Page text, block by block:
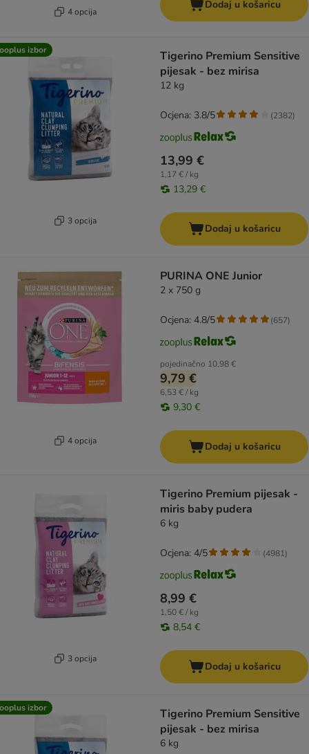
4 opcija
Dodaj u košaricu
izbor
3 opcija
Tigerino Premium Sensitive
pijesak - bez mirisa
12 kg
13,99 €
1,17 € / kg
13,29 €
Ocjena: 3.8/5 (2382)
Dodaj u košaricu
4 opcija
PURINA ONE Junior
2 x 750 g
pojedinačno 10,98 €
9,79 €
6,53 € / kg
9,30 €
Ocjena: 4.8/5 (657)
Dodaj u košaricu
3 opcija
Tigerino Premium pijesak -
miris baby pudera
6 kg
8,99 €
1,50 € / kg
8,54 €
Ocjena: 4/5 (4981)
Dodaj u košaricu
izbor
Tigerino Premium Sensitive
pijesak - bez mirisa
6 kg